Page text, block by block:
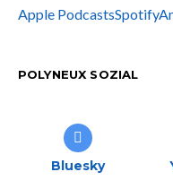
Apple PodcastsSpotify
POLYNEUX SOZIAL
Bluesky